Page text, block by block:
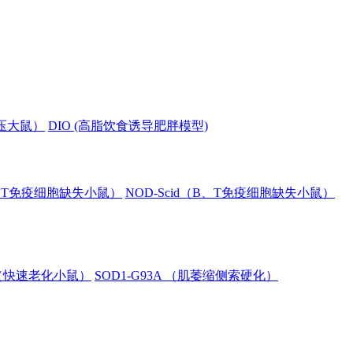
大鼠） DIO (高脂饮食诱导肥胖模型)
免疫细胞缺失小鼠）
NOD-Scid（B、T免疫细胞缺失小鼠）
速老化小鼠） SOD1-G93A （肌萎缩侧索硬化）